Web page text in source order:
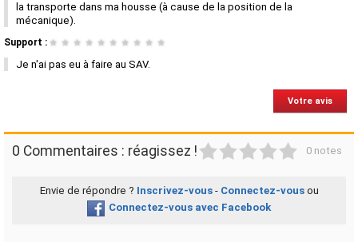
la transporte dans ma housse (à cause de la position de la
mécanique).
Support : ★ ★ ★ ★ ★ ★ ★ ★ ★ ★
Je n'ai pas eu à faire au SAV.
Votre avis
0 Commentaires : réagissez ! 0 notes
Envie de répondre ? Inscrivez-vous- Connectez-vousou
Connectez-vous avec Facebook